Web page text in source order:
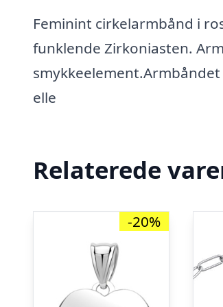
Feminint cirkelarmbånd i
funklende Zirkoniasten.
elle
Relaterede
-20%